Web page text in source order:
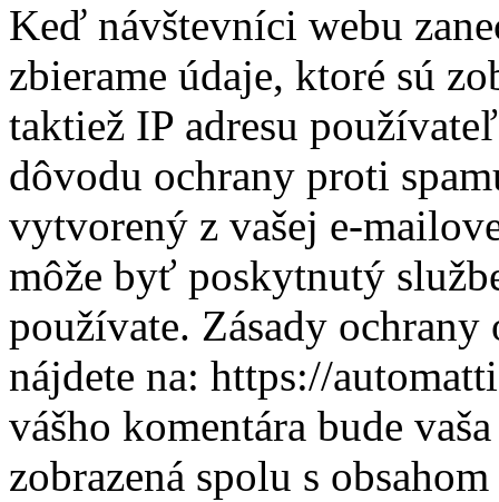
Keď návštevníci webu
zbierame údaje, ktoré sú
taktiež IP adresu
dôvodu ochrany proti
vytvorený z vašej e-
môže byť poskytnutý
používate. Zásady
nájdete na: https://
vášho komentára bude
zobrazená spolu s